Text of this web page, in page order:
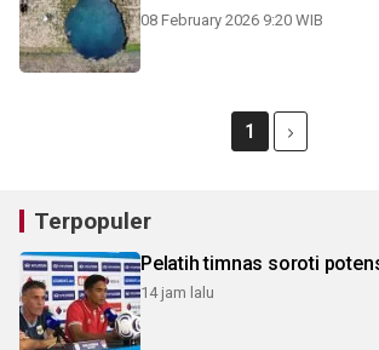
08 February 2026 9:20 WIB
1
Terpopuler
Pelatih timnas soroti
14 jam lalu